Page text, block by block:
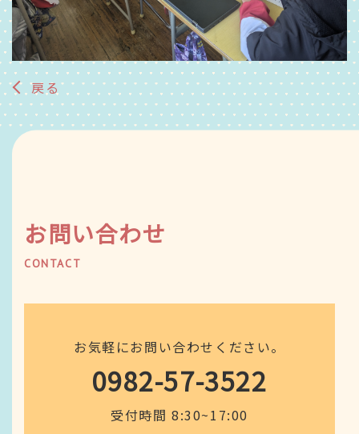
戻る
お問い合わせ
CONTACT
お気軽にお問い合わせください。
0982-57-3522
受付時間 8:30~17:00